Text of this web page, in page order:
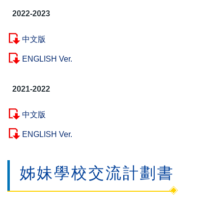
2022-2023
中文版
ENGLISH Ver.
2021-2022
中文版
ENGLISH Ver.
姊妹學校交流計劃書